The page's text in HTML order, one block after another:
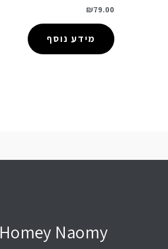
₪79.00
מידע נוסף
Homey Naomy